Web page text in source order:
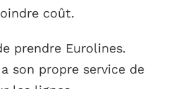
coût.
prendre Eurolines.
son propre service de